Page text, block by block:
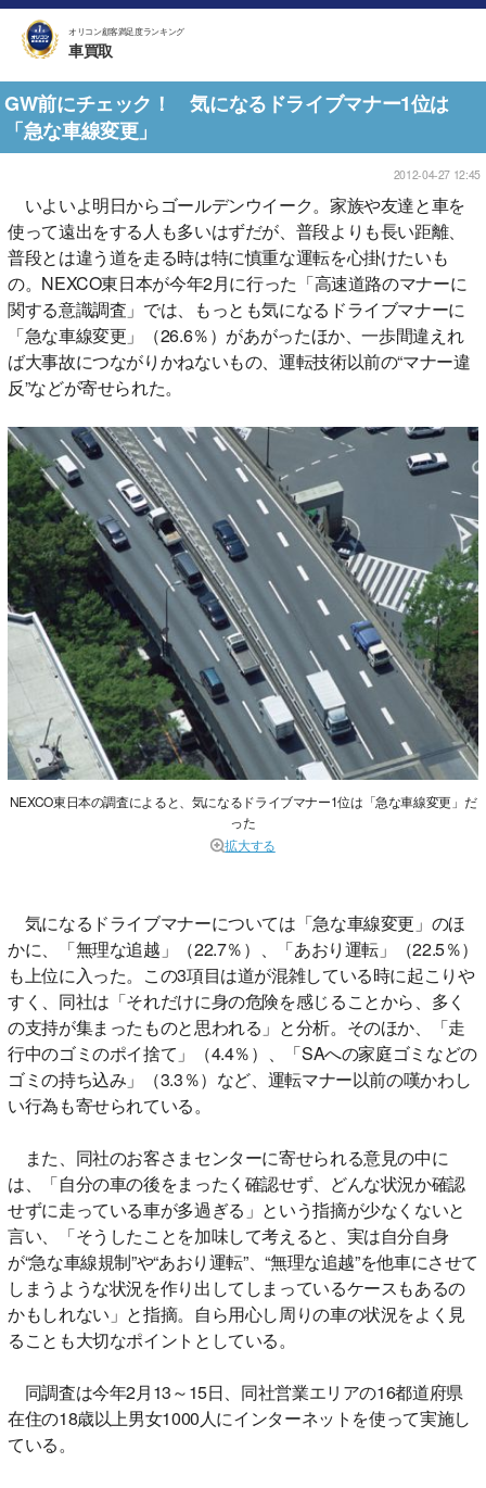
オリコン顧客満足度ランキング
車買取
GW前にチェック！ 気になるドライブマナー1位は
「急な車線変更」
2012-04-27 12:45
いよいよ明日からゴールデンウイーク。家族や友達と車を
使って遠出をする人も多いはずだが、普段よりも長い距離、
普段とは違う道を走る時は特に慎重な運転を心掛けたいも
の。NEXCO東日本が今年2月に行った「高速道路のマナーに
関する意識調査」では、もっとも気になるドライブマナーに
「急な車線変更」（26.6％）があがったほか、一歩間違えれ
ば大事故につながりかねないもの、運転技術以前の“マナー違
反”などが寄せられた。
NEXCO東日本の調査によると、気になるドライブマナー1位は「急な車線変更」だ
った
拡大する
気になるドライブマナーについては「急な車線変更」のほ
かに、「無理な追越」（22.7％）、「あおり運転」（22.5％）
も上位に入った。この3項目は道が混雑している時に起こりや
すく、同社は「それだけに身の危険を感じることから、多く
の支持が集まったものと思われる」と分析。そのほか、「走
行中のゴミのポイ捨て」（4.4％）、「SAへの家庭ゴミなどの
ゴミの持ち込み」（3.3％）など、運転マナー以前の嘆かわし
い行為も寄せられている。
また、同社のお客さまセンターに寄せられる意見の中に
は、「自分の車の後をまったく確認せず、どんな状況か確認
せずに走っている車が多過ぎる」という指摘が少なくないと
言い、「そうしたことを加味して考えると、実は自分自身
が“急な車線規制”や“あおり運転”、“無理な追越”を他車にさせて
しまうような状況を作り出してしまっているケースもあるの
かもしれない」と指摘。自ら用心し周りの車の状況をよく見
ることも大切なポイントとしている。
同調査は今年2月13～15日、同社営業エリアの16都道府県
在住の18歳以上男女1000人にインターネットを使って実施し
ている。